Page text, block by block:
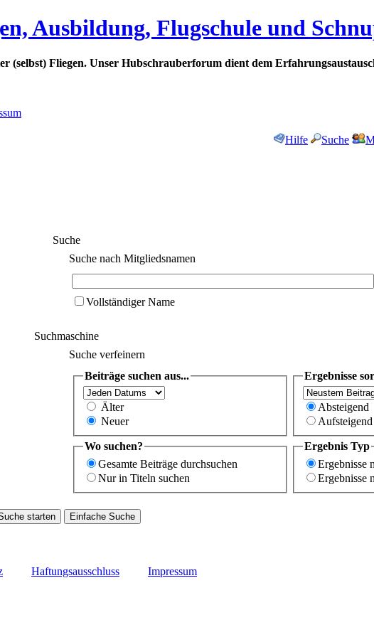
Ausbildung, Flugschule und
Fliegen. Unser Hubschrauberforum dient dem
Hilfe Suche
Suche
Suche nach Mitgliedsnamen
Vollständiger Name
Suchmaschine
Suche verfeinern
Beiträge suchen aus...
Älter
Neuer
Ergebnisse
Absteigend
Aufsteigend
Wo suchen?
Gesamte Beiträge durchsuchen
Nur in Titeln suchen
Ergebnis Typ
Ergebnisse
Ergebnisse
Haftungsausschluss
Impressum